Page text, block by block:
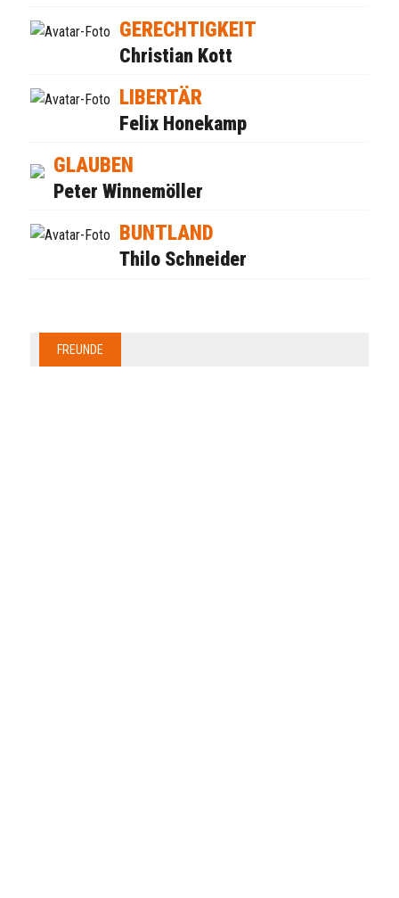
GERECHTIGKEIT
Christian Kott
LIBERTÄR
Felix Honekamp
GLAUBEN
Peter Winnemöller
BUNTLAND
Thilo Schneider
FREUNDE